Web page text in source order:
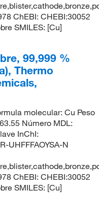
ChEBI: CHEBI:30052
SMILES: [Cu]
99,999 %
Thermo
molecular: Cu Peso
Número MDL:
InChI:
UHFFFAOYSA-N
ChEBI: CHEBI:30052
SMILES: [Cu]